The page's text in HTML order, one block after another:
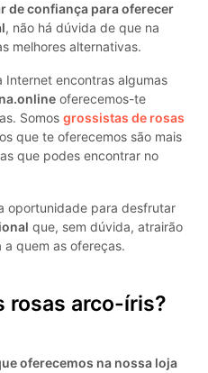
de confiança para oferecer
, não há dúvida de que na
melhores alternativas.
Internet encontras algumas
oferecemos-te
Somos grossistas de rosas
que te oferecemos são mais
que podes encontrar no
oportunidade para desfrutar
que, sem dúvida, atrairão
quem as ofereças.
rosas arco-íris?
oferecemos na nossa loja